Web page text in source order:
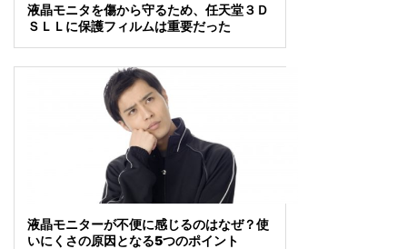
液晶モニタを傷から守るため、任天堂３Ｄ
ＳＬＬに保護フィルムは重要だった
液晶モニターが不便に感じるのはなぜ？使
いにくさの原因となる5つのポイント